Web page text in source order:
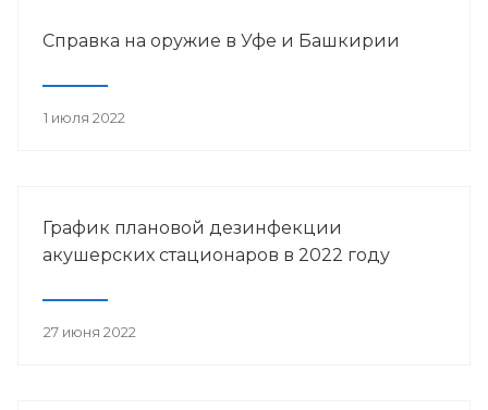
Справка на оружие в Уфе и Башкирии
1 июля 2022
График плановой дезинфекции
акушерских стационаров в 2022 году
27 июня 2022